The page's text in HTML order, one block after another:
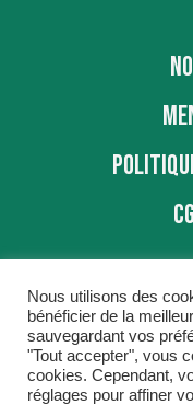
BBD © 2016
Nous utilisons des
bénéficier de la
sauvegardant vos
"Tout accepter", vous
cookies. Cependant,
réglages pour affiner